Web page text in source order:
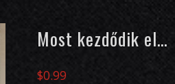
Most kezdődik el…
$0.99